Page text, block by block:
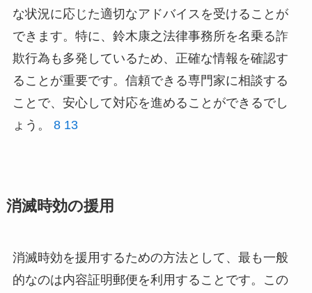
な状況に応じた適切なアドバイスを受けることが
できます。特に、鈴木康之法律事務所を名乗る詐
欺行為も多発しているため、正確な情報を確認す
ることが重要です。信頼できる専門家に相談する
ことで、安心して対応を進めることができるでし
ょう。 8 13
消滅時効の援用
消滅時効を援用するための方法として、最も一般
的なのは内容証明郵便を利用することです。この